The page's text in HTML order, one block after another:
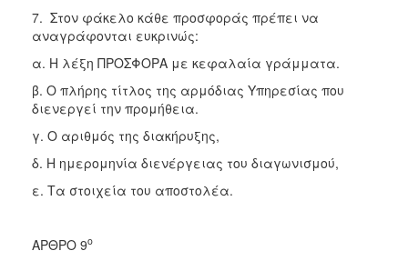
7. Στον φάκελο κάθε προσφοράς πρέπει να
αναγράφονται ευκρινώς:
α. Η λέξη ΠΡΟΣΦΟΡΑ με κεφαλαία γράμματα.
β. Ο πλήρης τίτλος της αρμόδιας Υπηρεσίας που
διενεργεί την προμήθεια.
γ. Ο αριθμός της διακήρυξης,
δ. Η ημερομηνία διενέργειας του διαγωνισμού,
ε. Τα στοιχεία του αποστολέα.
ΑΡΘΡΟ 9ο